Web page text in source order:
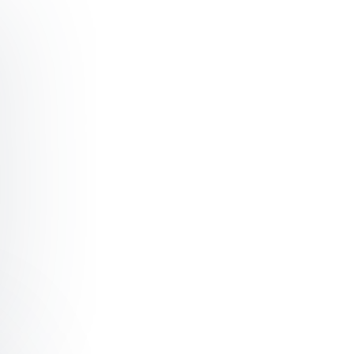
Å kommunisere i utfordrende situasjoner